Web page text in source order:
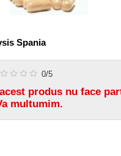
Spania
0/5
produs nu face
multumim.